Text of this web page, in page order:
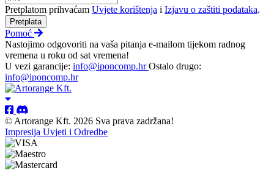
Pretplatom prihvaćam Uvjete korištenja i Izjavu o zaštiti podataka.
Pretplata
Pomoć
Nastojimo odgovoriti na vaša pitanja e-mailom tijekom radnog
vremena u roku od sat vremena!
U vezi garancije: info@iponcomp.hrOstalo drugo:
info@iponcomp.hr
© Artorange Kft. 2026 Sva prava zadržana!
Impresija Uvjeti i Odredbe